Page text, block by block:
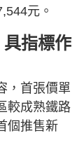
元。
指標作
，首張價單
較成熟鐵路
個推售新